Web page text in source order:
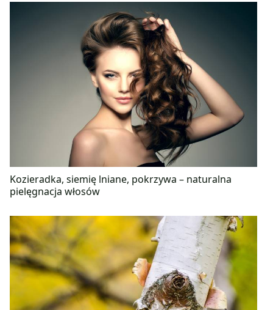
Kozieradka, siemię lniane, pokrzywa – naturalna
pielęgnacja włosów